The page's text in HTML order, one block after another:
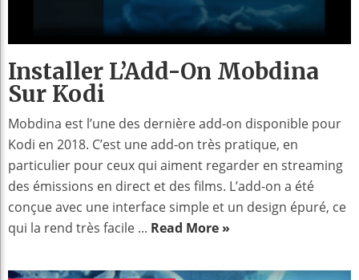
Installer L’Add-On Mobdina
Sur Kodi
Mobdina est l’une des dernière add-on disponible pour
Kodi en 2018. C’est une add-on très pratique, en
particulier pour ceux qui aiment regarder en streaming
des émissions en direct et des films. L’add-on a été
conçue avec une interface simple et un design épuré, ce
qui la rend très facile ... Read More »